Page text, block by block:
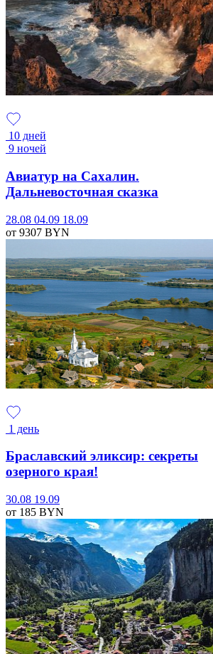
10 дней
9 ночей
Авиатур на Сахалин.
Дальневосточная сказка
28.08 04.09 18.09
от 9307 BYN
1 день
Браславский эликсир: секреты
озерного края!
30.08 19.09
от 185 BYN